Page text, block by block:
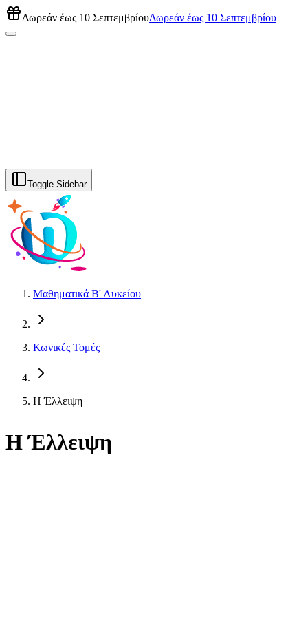
Δωρεάν έως 10 ΣεπτεμβρίουΔωρεάν έως 10 Σεπτεμβρίου
Toggle Sidebar
Μαθηματικά Β' Λυκείου
Κωνικές Τομές
Η Έλλειψη
Η Έλλειψη